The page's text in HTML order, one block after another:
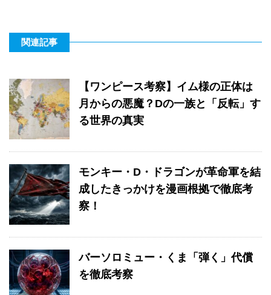
関連記事
【ワンピース考察】イム様の正体は
月からの悪魔？Dの一族と「反転」す
る世界の真実
モンキー・D・ドラゴンが革命軍を結
成したきっかけを漫画根拠で徹底考
察！
バーソロミュー・くま「弾く」代償
を徹底考察